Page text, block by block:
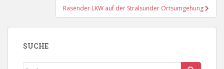
Rasender LKW auf der Stralsunder Ortsumgehung
SUCHE